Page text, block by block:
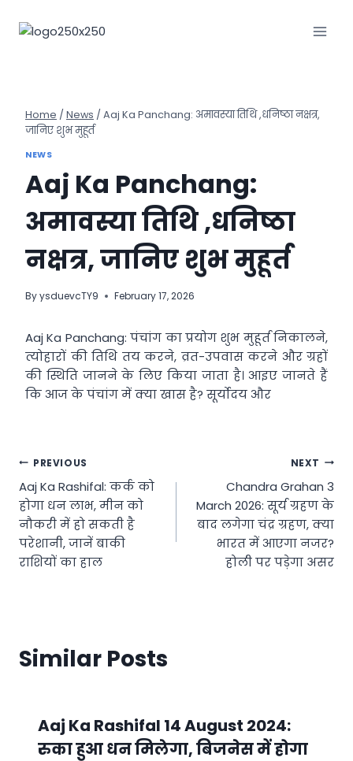
Home / News / Aaj Ka Panchang: अमावस्या तिथि ,धनिष्ठा नक्षत्र,
जानिए शुभ मुहूर्त
NEWS
Aaj Ka Panchang:
अमावस्या तिथि ,धनिष्ठा
नक्षत्र, जानिए शुभ मुहूर्त
ByysduevcTY9 February 17, 2026
Aaj Ka Panchang: पंचांग का प्रयोग शुभ मुहूर्त निकालने,
त्योहारों की तिथि तय करने, व्रत-उपवास करने और ग्रहों
की स्थिति जानने के लिए किया जाता है। आइए जानते हैं
कि आज के पंचांग में क्या खास है? सूर्योदय और
Post
navigation
PREVIOUS
Aaj Ka Rashifal: कर्क को
होगा धन लाभ, मीन को
नौकरी में हो सकती है
परेशानी, जानें बाकी
राशियों का हाल
NEXT
Chandra Grahan 3
March 2026: सूर्य ग्रहण के
बाद लगेगा चंद्र ग्रहण, क्या
भारत में आएगा नजर?
होली पर पड़ेगा असर
Similar Posts
Aaj Ka Rashifal 14 August 2024:
रुका हुआ धन मिलेगा, बिजनेस में होगा